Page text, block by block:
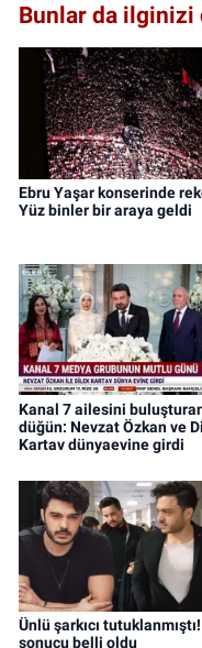
Bunlar da ilginizi
Ebru Yaşar konserinde
Yüz binler bir araya geldi
Kanal 7 ailesini
düğün: Nevzat Özkan ve
Kartav dünyaevine girdi
Ünlü şarkıcı
sonucu belli oldu